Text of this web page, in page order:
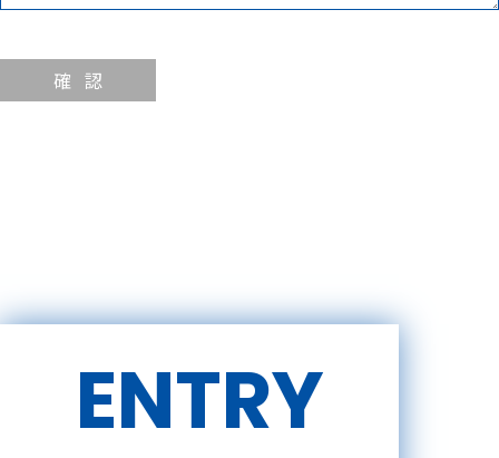
ENTRY